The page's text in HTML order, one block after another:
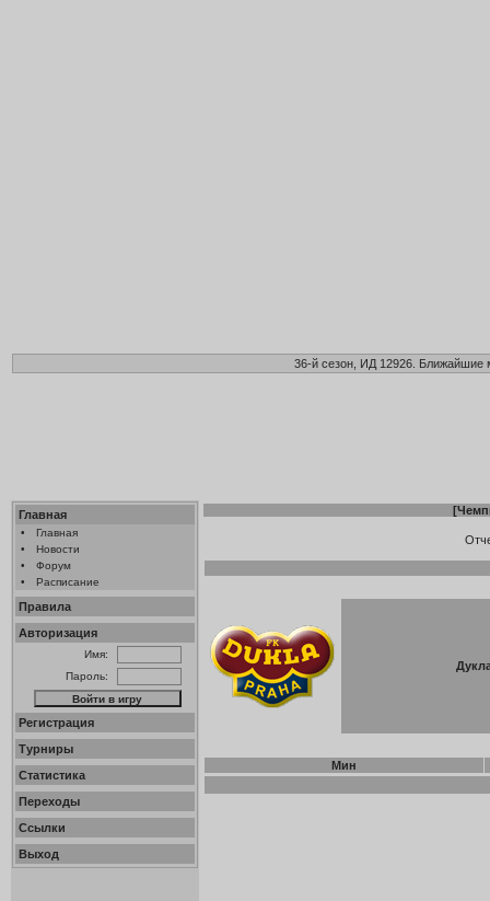
36-й сезон, ИД 12926.
Главная
•
Главная
•
Новости
•
Форум
•
Расписание
Правила
Авторизация
Имя:
Пароль:
Регистрация
Турниры
Статистика
Переходы
Ссылки
Выход
[
Мин